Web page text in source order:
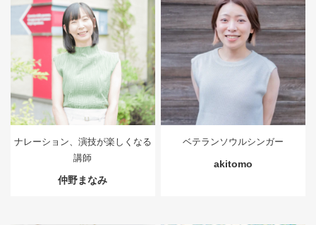
ナレーション、演技が楽しくなる
講師
仲野まなみ
ベテランソウルシンガー
akitomo